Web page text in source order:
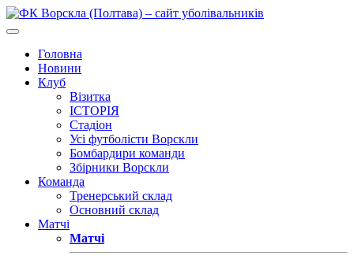
Головна
Новини
Клуб
Візитка
ІСТОРІЯ
Стадіон
Усі футболісти Ворскли
Бомбардири команди
Збірники Ворскли
Команда
Тренерський склад
Основний склад
Матчі
Матчі